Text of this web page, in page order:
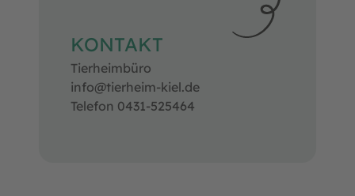
KONTAKT
Tierheimbüro
info@tierheim-kiel.de
Telefon 0431-525464